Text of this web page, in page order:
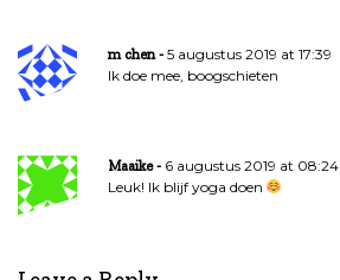
m chen
5 augustus 2019 at 17:39
Ik doe mee, boogschieten
Maaike
6 augustus 2019 at 08:24
Leuk! Ik blijf yoga doen